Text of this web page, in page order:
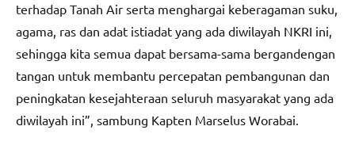
terhadap Tanah Air serta menghargai keberagaman suku,
agama, ras dan adat istiadat yang ada diwilayah NKRI ini,
sehingga kita semua dapat bersama-sama bergandengan
tangan untuk membantu percepatan pembangunan dan
peningkatan kesejahteraan seluruh masyarakat yang ada
diwilayah ini”, sambung Kapten Marselus Worabai.